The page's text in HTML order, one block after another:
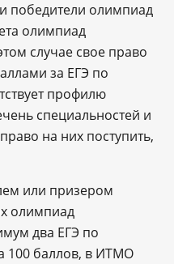
победители олимпиад
олимпиад
случае свое право
за ЕГЭ по
профилю
специальностей и
на них поступить,
или призером
олимпиад
два ЕГЭ по
100 баллов, в ИТМО